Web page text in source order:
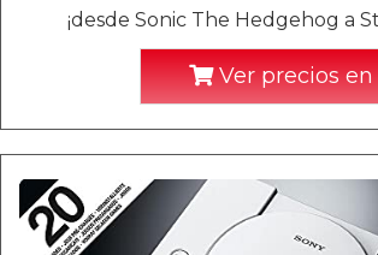
¡desde Sonic The Hedgehog a
Ver precios